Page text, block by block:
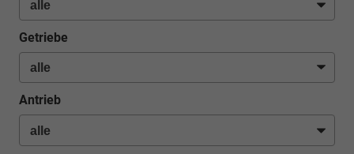
Getriebe
Antrieb